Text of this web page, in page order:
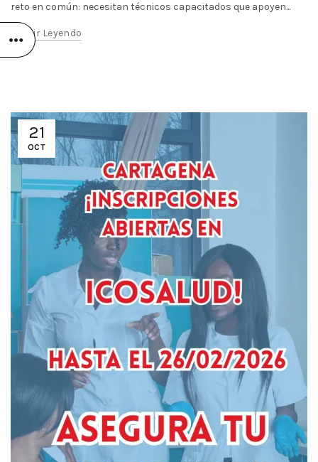
reto en común: necesitan técnicos capacitados que apoyen...
Seguir Leyendo
21
OCT